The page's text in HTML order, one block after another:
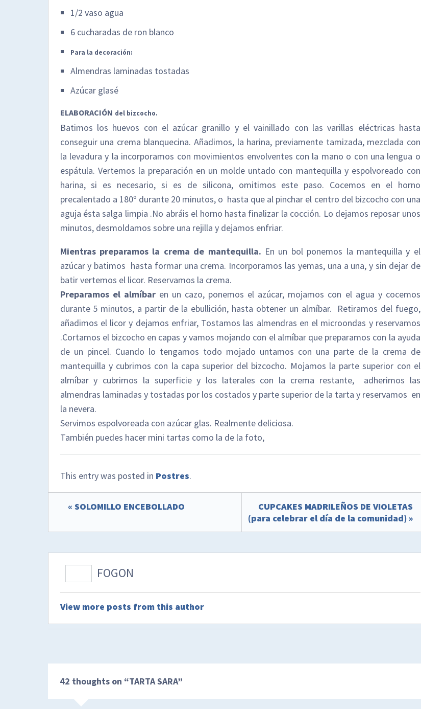
1/2 vaso agua
6 cucharadas de ron blanco
Para la decoración:
Almendras laminadas tostadas
Azúcar glasé
ELABORACIÓN del bizcocho.
Batimos los huevos con el azúcar granillo y el vainillado con las varillas eléctricas hasta
conseguir una crema blanquecina. Añadimos, la harina, previamente tamizada, mezclada con
la levadura y la incorporamos con movimientos envolventes con la mano o con una lengua o
espátula. Vertemos la preparación en un molde untado con mantequilla y espolvoreado con
harina, si es necesario, si es de silicona, omitimos este paso. Cocemos en el horno
precalentado a 180º durante 20 minutos, o hasta que al pinchar el centro del bizcocho con una
aguja ésta salga limpia .No abráis el horno hasta finalizar la cocción. Lo dejamos reposar unos
minutos, desmoldamos sobre una rejilla y dejamos enfriar.
Mientras preparamos la crema de mantequilla. En un bol ponemos la mantequilla y el
azúcar y batimos hasta formar una crema. Incorporamos las yemas, una a una, y sin dejar de
batir vertemos el licor. Reservamos la crema.
Preparamos el almíbaren un cazo, ponemos el azúcar, mojamos con el agua y cocemos
durante 5 minutos, a partir de la ebullición, hasta obtener un almíbar. Retiramos del fuego,
añadimos el licor y dejamos enfriar, Tostamos las almendras en el microondas y reservamos
.Cortamos el bizcocho en capas y vamos mojando con el almíbar que preparamos con la ayuda
de un pincel. Cuando lo tengamos todo mojado untamos con una parte de la crema de
mantequilla y cubrimos con la capa superior del bizcocho. Mojamos la parte superior con el
almíbar y cubrimos la superficie y los laterales con la crema restante, adherimos las
almendras laminadas y tostadas por los costados y parte superior de la tarta y reservamos en
la nevera.
Servimos espolvoreada con azúcar glas. Realmente deliciosa.
También puedes hacer mini tartas como la de la foto,
This entry was posted in Postres.
« SOLOMILLO ENCEBOLLADO
CUPCAKES MADRILEÑOS DE VIOLETAS
(para celebrar el día de la comunidad) »
FOGON
View more posts from this author
42 thoughts on “TARTA SARA”